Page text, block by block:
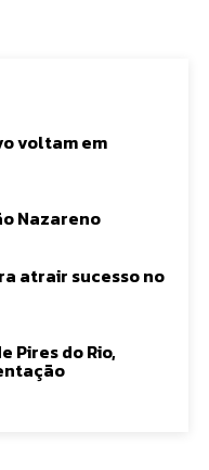
voltam em
Nazareno
atrair sucesso no
Pires do Rio,